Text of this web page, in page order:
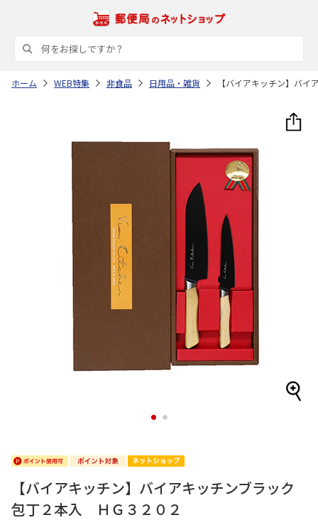
ホーム WEB特集 非食品 日用品・雑貨 【バイアキッチン】バ
1 2
【バイアキッチン】バイアキッチンブラック
包丁２本入 ＨＧ３２０２